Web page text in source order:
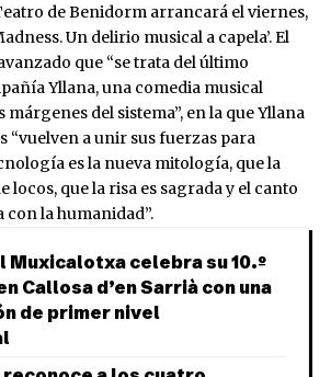
de Benidorm arrancará el viernes,
Un delirio musical a capela’. El
que “se trata del último
Yllana, una comedia musical
márgenes del sistema”, en la que Yllana
“vuelven a unir sus fuerzas para
es la nueva mitología, que la
locos, que la risa es sagrada y el canto
con la humanidad”.
Muxicalotxa celebra su 10.º
Callosa d’en Sarrià con una
de primer nivel